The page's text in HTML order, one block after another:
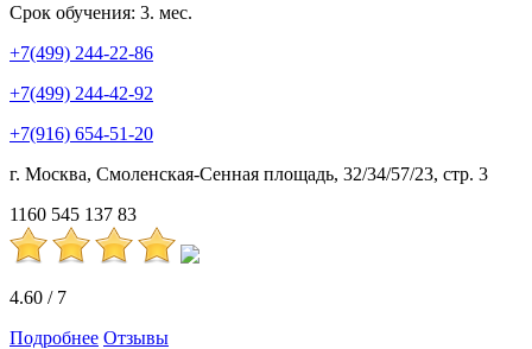
Срок обучения: 3. мес.
+7(499) 244-22-86
+7(499) 244-42-92
+7(916) 654-51-20
г. Москва, Смоленская-Сенная площадь, 32/34/57/23, стр. 3
1160 545 137 83
4.60 / 7
Подробнее Отзывы